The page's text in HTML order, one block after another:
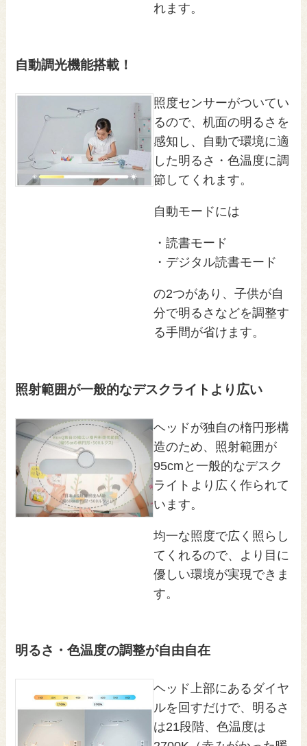
れます。
自動調光機能搭載！
照度センサーがついてい
るので、机面の明るさを
感知し、自動で環境に適
した明るさ・色温度に調
節してくれます。
自動モードには
・読書モード
・デジタル読書モード
の2つがあり、子供が自
分で明るさなどを調整す
る手間が省けます。
照射範囲が一般的なデスクライトより広い
ヘッドが独自の楕円形構
造のため、照射範囲が
95cmと一般的なデスク
ライトより広く作られて
います。
均一な照度で広く照らし
てくれるので、より目に
優しい環境が実現できま
す。
明るさ・色温度の調整が自由自在
ヘッド上部にあるダイヤ
ルを回すだけで、明るさ
は21段階、色温度は